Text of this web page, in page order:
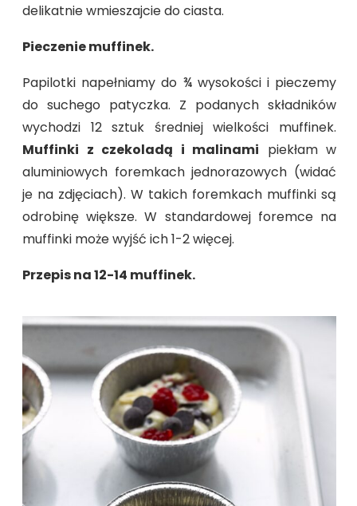
delikatnie wmieszajcie do ciasta.
Pieczenie muffinek.
Papilotki napełniamy do ¾ wysokości i pieczemy
do suchego patyczka. Z podanych składników
wychodzi 12 sztuk średniej wielkości muffinek.
Muffinki z czekoladą i malinami piekłam w
aluminiowych foremkach jednorazowych (widać
je na zdjęciach). W takich foremkach muffinki są
odrobinę większe. W standardowej foremce na
muffinki może wyjść ich 1-2 więcej.
Przepis na 12-14 muffinek.